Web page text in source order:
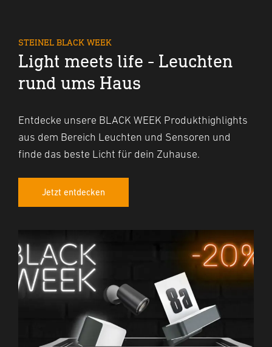
STEINEL BLACK WEEK
Light meets life - Leuchten
rund ums Haus
Entdecke unsere BLACK WEEK Produkthighlights
aus dem Bereich Leuchten und Sensoren und
finde das beste Licht für dein Zuhause.
Jetzt entdecken